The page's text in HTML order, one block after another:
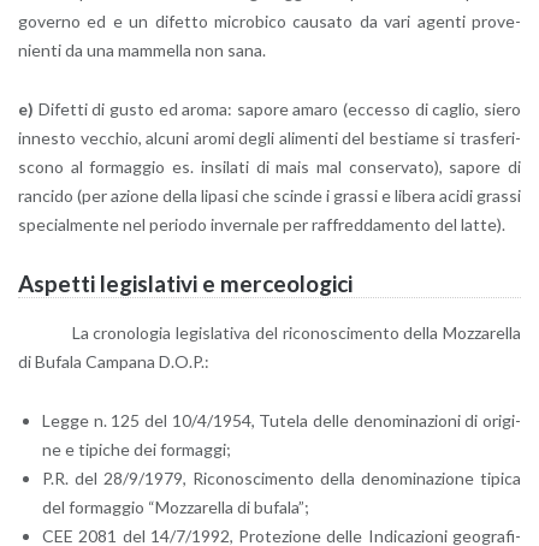
go­ver­no ed e un di­fet­to mi­cro­bi­co cau­sa­to da vari agen­ti pro­ve­
nien­ti da una mam­mel­la non sana.
e) Di­fet­ti di gusto ed aroma: sa­po­re amaro (ec­ces­so di ca­glio, siero
in­ne­sto vec­chio, al­cu­ni aromi degli ali­men­ti del be­stia­me si tra­sfe­ri­
sco­no al for­mag­gio es. in­si­la­ti di mais mal con­ser­va­to), sa­po­re di
ran­ci­do (per azio­ne della li­pa­si che scin­de i gras­si e li­be­ra acidi gras­si
spe­cial­men­te nel pe­rio­do in­ver­na­le per raf­fred­da­men­to del latte).
Aspet­ti le­gi­sla­ti­vi e mer­ceo­lo­gi­ci
La cro­no­lo­gia le­gi­sla­ti­va del ri­co­no­sci­men­to della Moz­za­rel­la
di Bu­fa­la Cam­pa­na D.O.P.:
Legge n. 125 del 10/4/1954, Tu­te­la delle de­no­mi­na­zio­ni di ori­gi­
ne e ti­pi­che dei for­mag­gi;
P.R. del 28/9/1979, Ri­co­no­sci­men­to della de­no­mi­na­zio­ne ti­pi­ca
del for­mag­gio “Moz­za­rel­la di bu­fa­la”;
CEE 2081 del 14/7/1992, Pro­te­zio­ne delle In­di­ca­zio­ni geo­gra­fi­